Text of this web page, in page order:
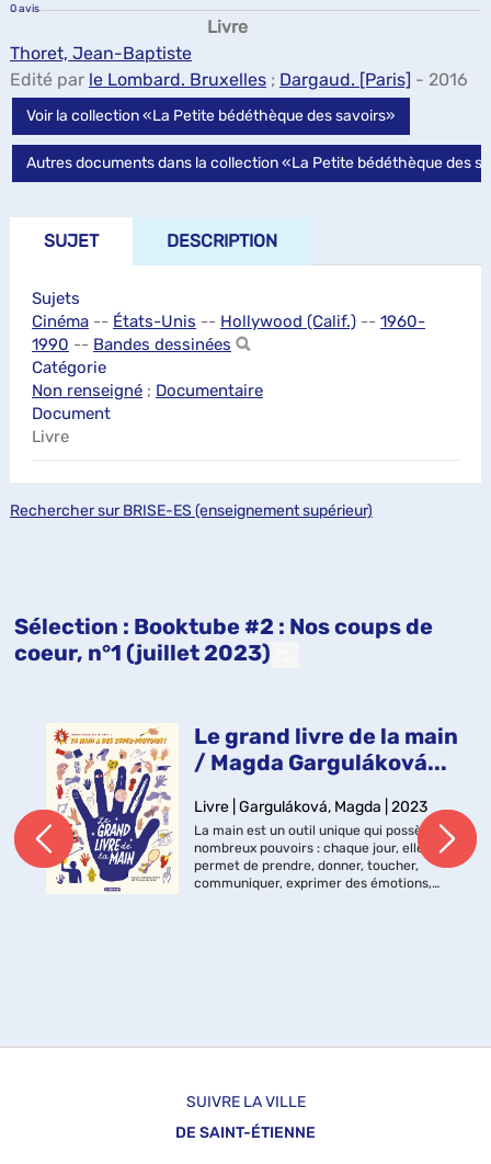
0avis
Livre
Thoret, Jean-Baptiste
Edité par le Lombard. Bruxelles ; Dargaud. [Paris] - 2016
Voir la collection «La Petite bédéthèque des savoirs»
Autres documents dans la collection «La Petite bédéthèque des
SUJET DESCRIPTION
Sujets
Cinéma -- États-Unis -- Hollywood (Calif.) -- 1960-
1990 -- Bandes dessinées
Catégorie
Non renseigné ; Documentaire
Document
Livre
Rechercher sur BRISE-ES (enseignement supérieur)
Sélection : Booktube #2 : Nos coups de
coeur, n°1 (juillet 2023)
Le grand livre de la main
/ Magda Garguláková...
Livre | Garguláková, Magda | 2023
La main est un outil unique qui possède de
nombreux pouvoirs : chaque jour, elle
permet de prendre, donner, toucher,
communiquer, exprimer des émotions,
SUIVRE LA VILLE
DE SAINT-ÉTIENNE